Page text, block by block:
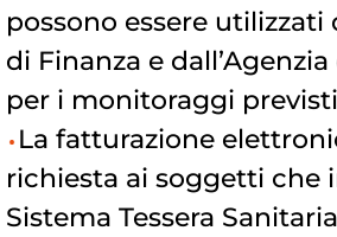
possono essere utilizzati
di Finanza e
per i monitoraggi
La fatturazione
richiesta ai soggetti che
Sistema Tessera